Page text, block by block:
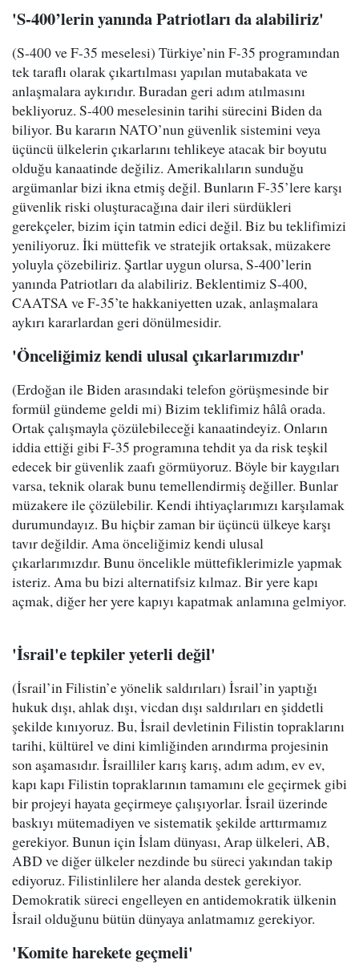
'S-400’lerin yanında Patriotları da alabiliriz'
(S-400 ve F-35 meselesi) Türkiye’nin F-35 programından
tek taraflı olarak çıkartılması yapılan mutabakata ve
anlaşmalara aykırıdır. Buradan geri adım atılmasını
bekliyoruz. S-400 meselesinin tarihi sürecini Biden da
biliyor. Bu kararın NATO’nun güvenlik sistemini veya
üçüncü ülkelerin çıkarlarını tehlikeye atacak bir boyutu
olduğu kanaatinde değiliz. Amerikalıların sunduğu
argümanlar bizi ikna etmiş değil. Bunların F-35’lere karşı
güvenlik riski oluşturacağına dair ileri sürdükleri
gerekçeler, bizim için tatmin edici değil. Biz bu teklifimizi
yeniliyoruz. İki müttefik ve stratejik ortaksak, müzakere
yoluyla çözebiliriz. Şartlar uygun olursa, S-400’lerin
yanında Patriotları da alabiliriz. Beklentimiz S-400,
CAATSA ve F-35’te hakkaniyetten uzak, anlaşmalara
aykırı kararlardan geri dönülmesidir.
'Önceliğimiz kendi ulusal çıkarlarımızdır'
(Erdoğan ile Biden arasındaki telefon görüşmesinde bir
formül gündeme geldi mi) Bizim teklifimiz hâlâ orada.
Ortak çalışmayla çözülebileceği kanaatindeyiz. Onların
iddia ettiği gibi F-35 programına tehdit ya da risk teşkil
edecek bir güvenlik zaafı görmüyoruz. Böyle bir kaygıları
varsa, teknik olarak bunu temellendirmiş değiller. Bunlar
müzakere ile çözülebilir. Kendi ihtiyaçlarımızı karşılamak
durumundayız. Bu hiçbir zaman bir üçüncü ülkeye karşı
tavır değildir. Ama önceliğimiz kendi ulusal
çıkarlarımızdır. Bunu öncelikle müttefiklerimizle yapmak
isteriz. Ama bu bizi alternatifsiz kılmaz. Bir yere kapı
açmak, diğer her yere kapıyı kapatmak anlamına gelmiyor.
'İsrail'e tepkiler yeterli değil'
(İsrail’in Filistin’e yönelik saldırıları) İsrail’in yaptığı
hukuk dışı, ahlak dışı, vicdan dışı saldırıları en şiddetli
şekilde kınıyoruz. Bu, İsrail devletinin Filistin topraklarını
tarihi, kültürel ve dini kimliğinden arındırma projesinin
son aşamasıdır. İsrailliler karış karış, adım adım, ev ev,
kapı kapı Filistin topraklarının tamamını ele geçirmek gibi
bir projeyi hayata geçirmeye çalışıyorlar. İsrail üzerinde
baskıyı mütemadiyen ve sistematik şekilde arttırmamız
gerekiyor. Bunun için İslam dünyası, Arap ülkeleri, AB,
ABD ve diğer ülkeler nezdinde bu süreci yakından takip
ediyoruz. Filistinlilere her alanda destek gerekiyor.
Demokratik süreci engelleyen en antidemokratik ülkenin
İsrail olduğunu bütün dünyaya anlatmamız gerekiyor.
'Komite harekete geçmeli'